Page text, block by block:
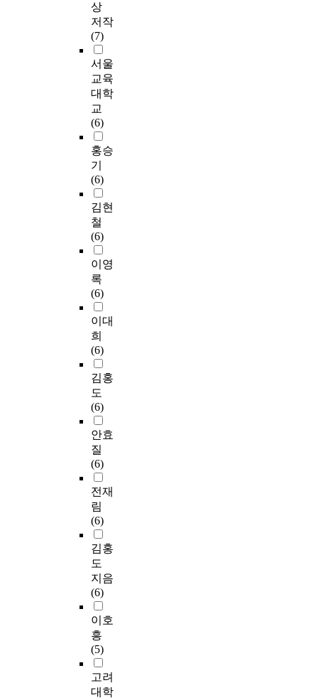
상
저작
(7)
서울
교육
대학
교
(6)
홍승
기
(6)
김현
철
(6)
이영
록
(6)
이대
희
(6)
김홍
도
(6)
안효
질
(6)
전재
림
(6)
김홍
도
지음
(6)
이호
흥
(5)
고려
대학